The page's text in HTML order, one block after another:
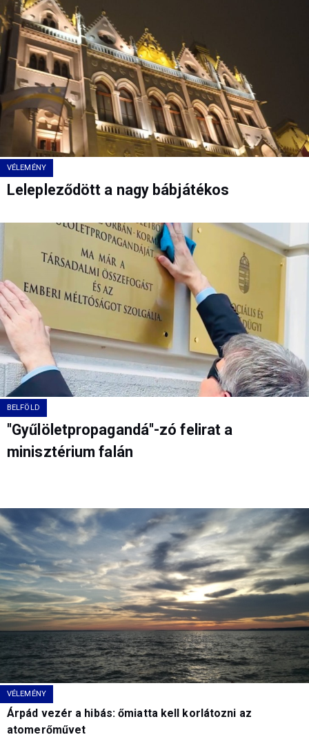
VÉLEMÉNY
Lelepleződött a nagy bábjátékos
BELFÖLD
"Gyűlöletpropagandá"-zó felirat a
minisztérium falán
VÉLEMÉNY
Árpád vezér a hibás: őmiatta kell korlátozni az
atomerőművet